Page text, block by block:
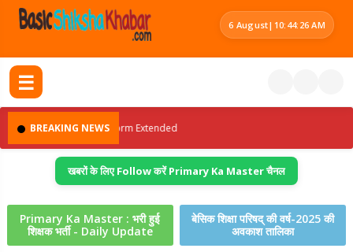
6 August| 10:44:26 AM
☰
BREAKING NEWS
Scholarship Form Extended
खबरों के लिए Follow करें Primary Ka Master चैनल
Primary Ka Master : भरी हुई
शिक्षक भर्ती - Daily Update
बेसिक शिक्षा परिषद् की वर्ष-2025 की
अवकाश तालिका